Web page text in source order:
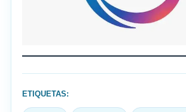
ETIQUETAS: